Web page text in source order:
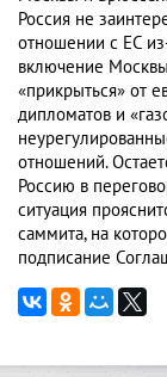
Россия не
отношении с ЕС
включение
«прикрыться» от
дипломатов и
отношений.
Россию в
ситуация
саммита, на
подписание